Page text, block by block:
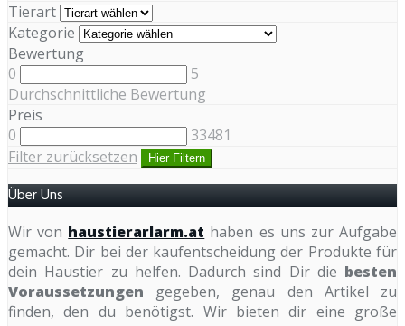
Tierart
Kategorie
Bewertung
0
5
Durchschnittliche Bewertung
Preis
0
33481
Filter zurücksetzen
Hier Filtern
Über Uns
Wir von haustierarlarm.at haben es uns zur Aufgabe
gemacht. Dir bei der kaufentscheidung der Produkte für
dein Haustier zu helfen. Dadurch sind Dir die besten
Voraussetzungen gegeben, genau den Artikel zu
finden, den du benötigst. Wir bieten dir eine große